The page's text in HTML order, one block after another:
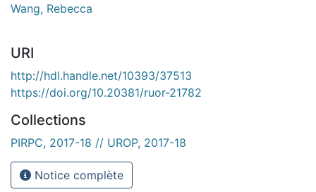
Wang, Rebecca
URI
http://hdl.handle.net/10393/37513
https://doi.org/10.20381/ruor-21782
Collections
PIRPC, 2017-18 // UROP, 2017-18
Notice complète